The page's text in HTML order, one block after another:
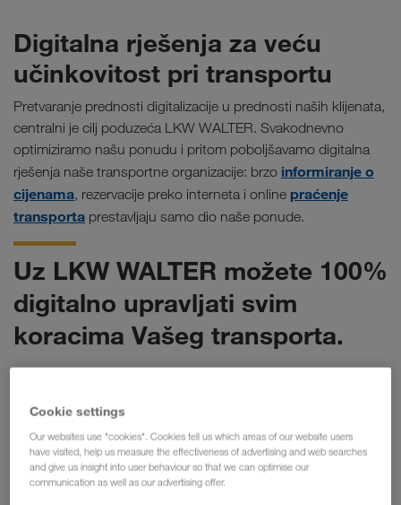
Rješenja prema branši
Digitalna rješenja za veću
učinkovitost pri transportu
Pretvaranje prednosti digitalizacije u prednosti naših klijenata,
centralni je cilj poduzeća LKW WALTER. Svakodnevno
optimiziramo našu ponudu i pritom poboljšavamo digitalna
rješenja naše transportne organizacije: brzo informiranje o
cijenama, rezervacije preko interneta i online praćenje
transporta prestavljaju samo dio naše ponude.
Uz LKW WALTER možete 100%
digitalno upravljati svim
koracima Vašeg transporta.
dalje dobivati uobičajeno osobnu podrsku, kako bi vam
njihovo korištenje bilo što jednostavnije.Kombinacijom
digitalnih rješenja i osobne podrškepoboljšavamo lance
opskrbe, optimiziramo utovarne prostore i transport činimo
Cookie settings
Our websites use "cookies". Cookies tell us which areas of our website users
have visited, help us measure the effectiveness of advertising and web searches
and give us insight into user behaviour so that we can optimise our
communication as well as our advertising offer.